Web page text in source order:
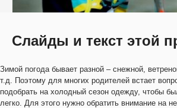
Слайды и текст этой
Зимой погода бывает разной – снежной,
т.д. Поэтому для многих родителей встает
подобрать на холодный сезон одежду, чтобы
легко. Для этого нужно обратить внимание на